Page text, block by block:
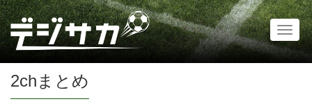
2chまとめ